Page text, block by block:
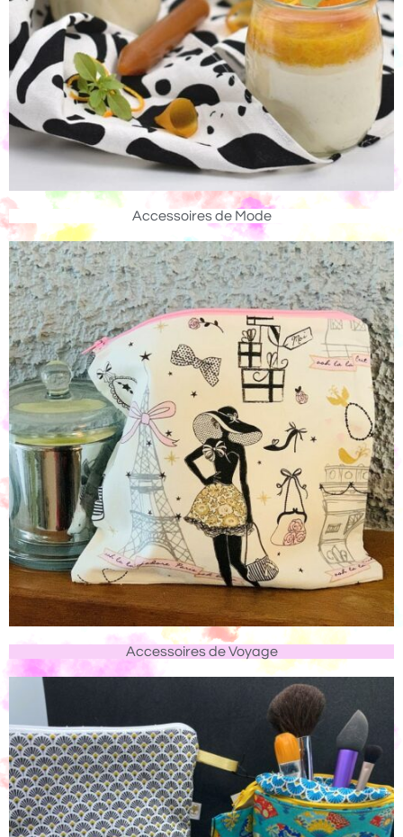
Accessoires de Mode
Accessoires de Voyage